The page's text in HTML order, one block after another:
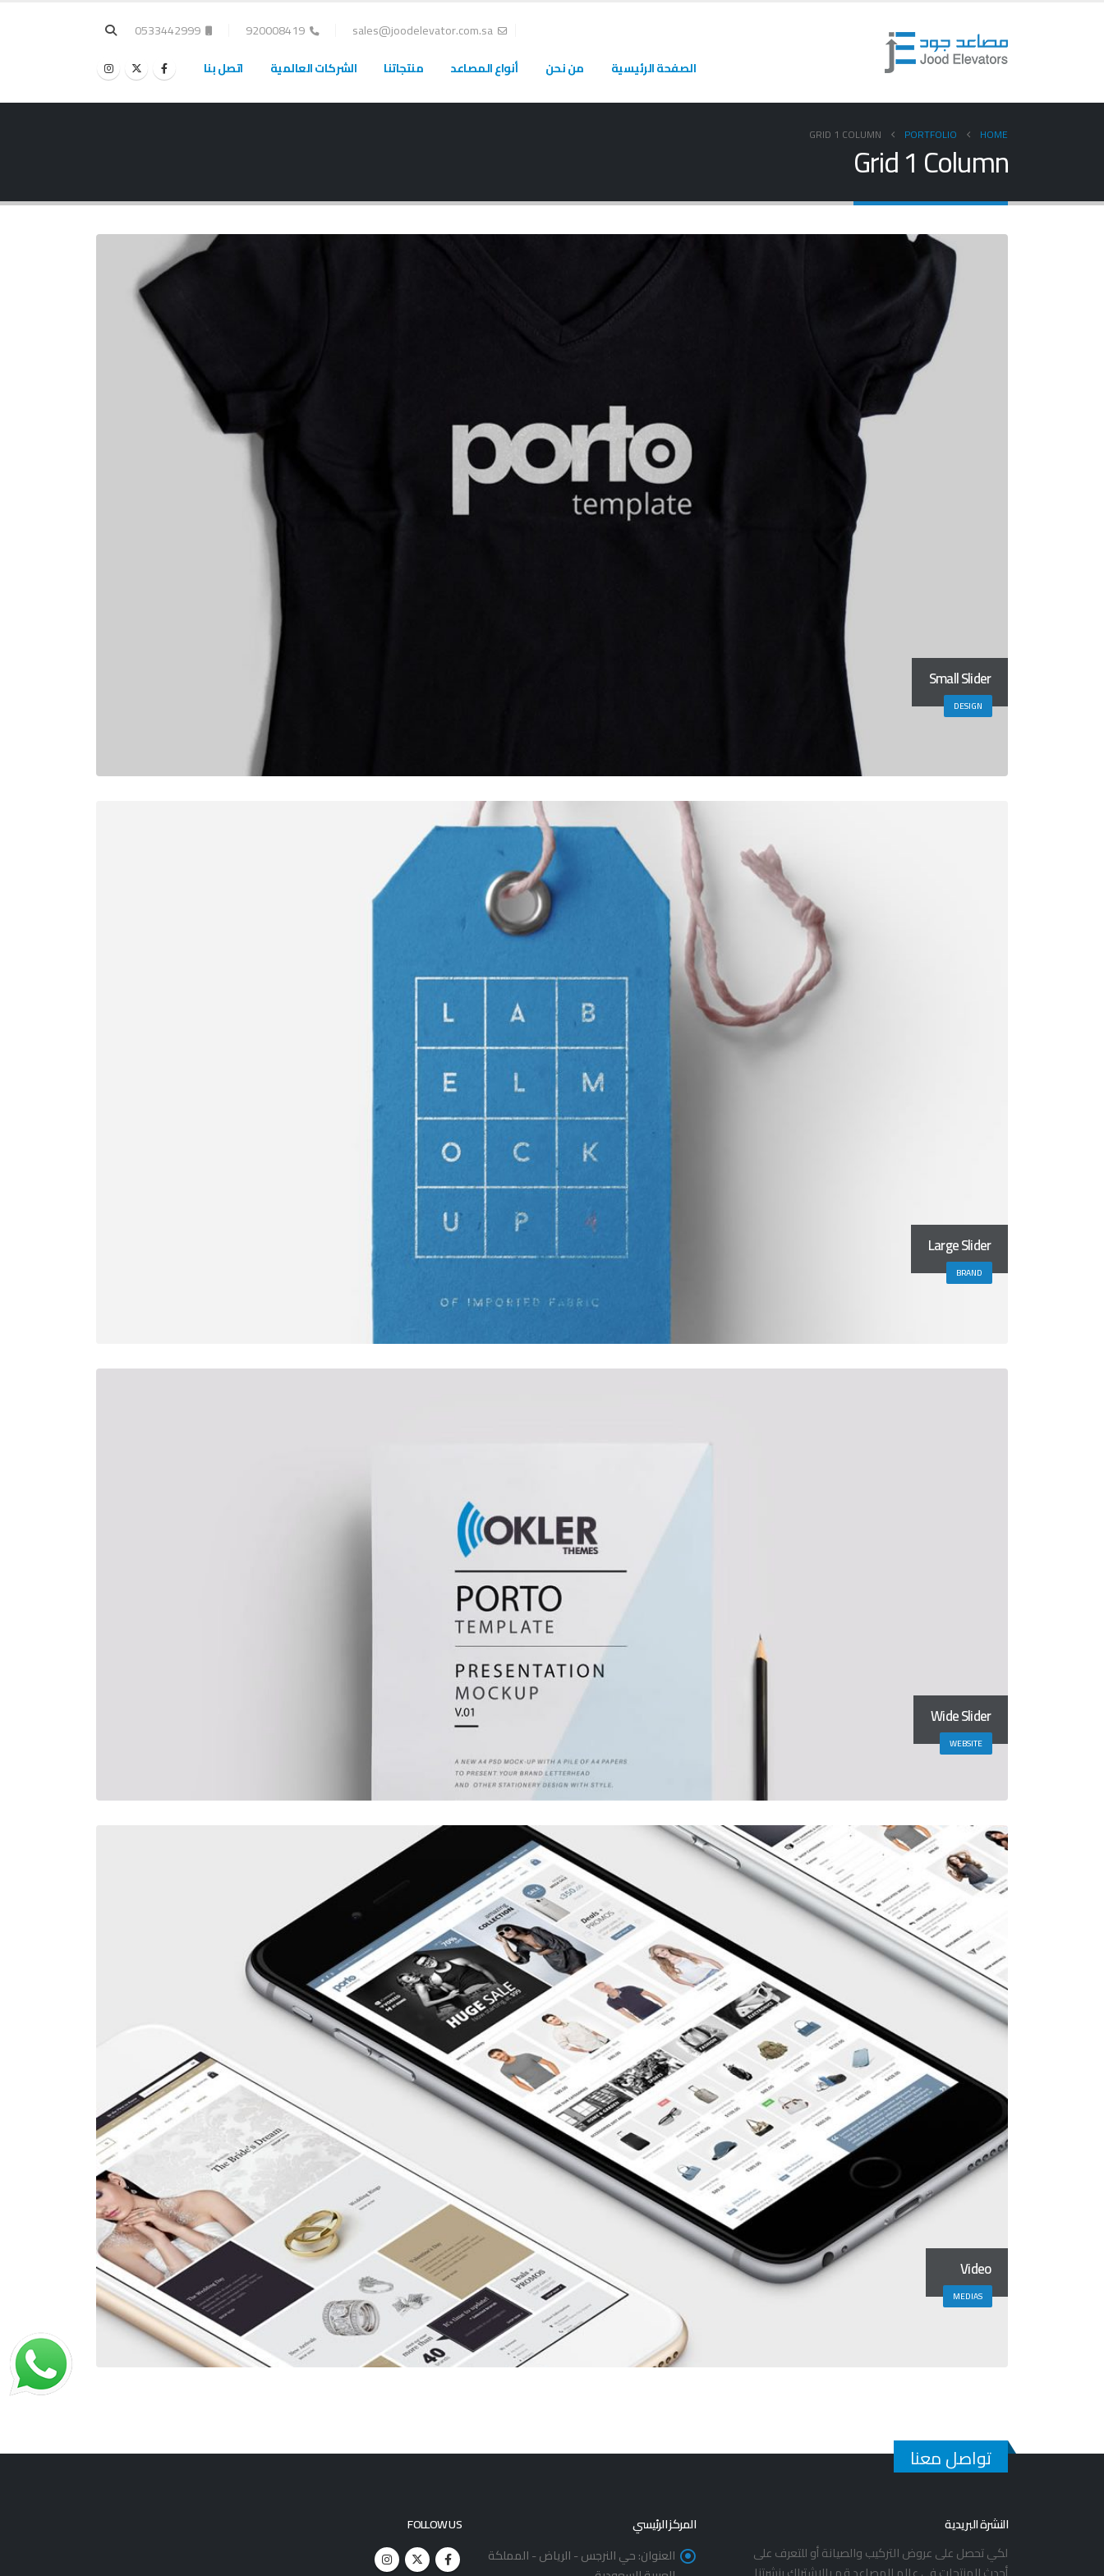
sales@joodelevator.com.sa
920008419
0533442999
الصفحة الرئيسية من نحن أنواع المصاعد منتجاتنا الشركات العالمية اتصل بنا
HOME
PORTFOLIO
GRID 1 COLUMN
Grid 1 Column
Small Slider
DESIGN
Large Slider
BRAND
Wide Slider
WEBSITE
Video
MEDIAS
تواصل معنا
النشرة البريدية
لكي تحصل على عروض التركيب والصيانة أو للتعرف على
المركز الرئيسي
العنوان:حي النرجس - الرياض - المملكة
FOLLOW US